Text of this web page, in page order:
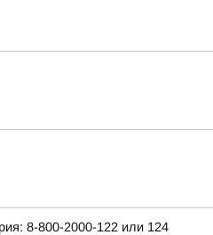
8-800-2000-122 или 124